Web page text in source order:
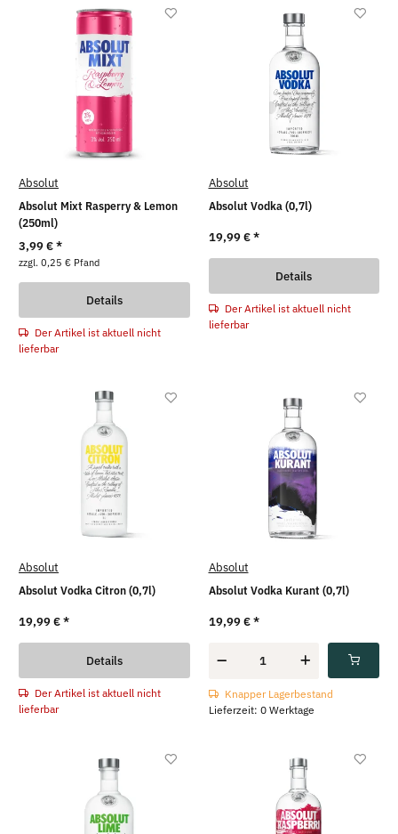
Absolut
Absolut Mixt Rasperry & Lemon
(250ml)
3,99 €*
zzgl. 0,25 € Pfand
Details
Der Artikel ist aktuell nicht
lieferbar
Absolut
Absolut Vodka (0,7l)
19,99 €*
Details
Der Artikel ist aktuell nicht
lieferbar
Absolut
Absolut Vodka Citron (0,7l)
19,99 €*
Details
Der Artikel ist aktuell nicht
lieferbar
Absolut
Absolut Vodka Kurant (0,7l)
19,99 €*
Knapper Lagerbestand
Lieferzeit: 0 Werktage